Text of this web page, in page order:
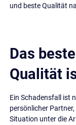
und beste Qualität
Das
Qualität
Ein Schadensfall ist
persönlicher
Situation unter die